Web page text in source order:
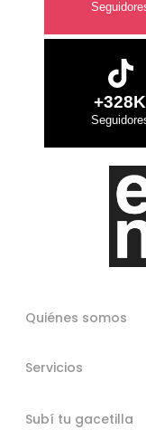
+328K
Quiénes somos
Servicios
Subí tu gacetilla